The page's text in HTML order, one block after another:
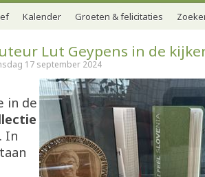
Kalender Groeten & felicitaties
Lut Geypens in de
17 september 2024
in de
In